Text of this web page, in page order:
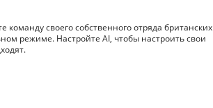
своего собственного отряда британских
режиме. Настройте AI, чтобы настроить свои